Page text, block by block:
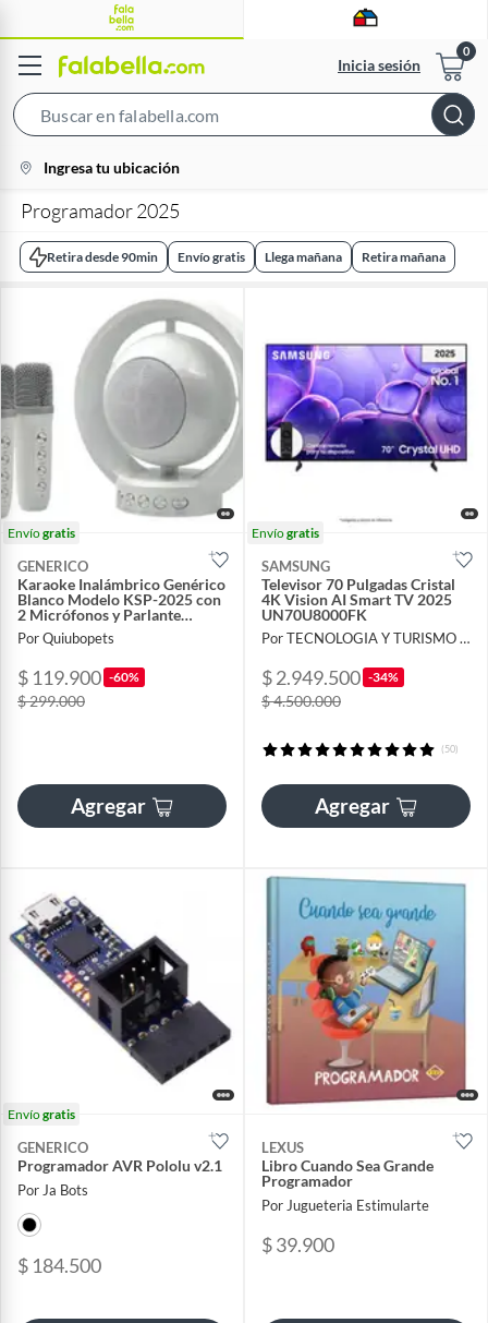
Inicia sesión
Bar
location-
icon
Ingresa tu ubicación
Programador 2025
Retira desde 90min Envío gratis Llega mañana Retira mañana
Envíogratis
GENERICO
Karaoke Inalámbrico Genérico
Blanco Modelo KSP-2025 con
2 Micrófonos y Parlante
Bluetooth
Por Quiubopets
$ 119.900 -60%
$ 299.000
Agregar
Envíogratis
SAMSUNG
Televisor 70 Pulgadas Cristal
4K Vision AI Smart TV 2025
UN70U8000FK
Por TECNOLOGIA Y TURISMO DEL EJE
$ 2.949.500 -34%
$ 4.500.000
(50)
Agregar
Envíogratis
GENERICO
Programador AVR Pololu v2.1
Por Ja Bots
$ 184.500
LEXUS
Libro Cuando Sea Grande
Programador
Por Jugueteria Estimularte
$ 39.900